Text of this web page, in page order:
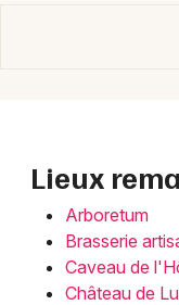
Lieux
Arboretum
Brasserie
Caveau de
Château de